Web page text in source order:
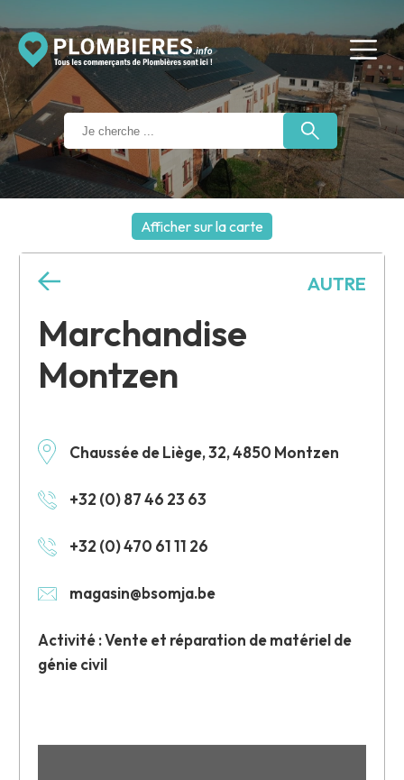
Afficher sur la carte
Marchandise
Montzen
Chaussée de Liège, 32, 4850 Montzen
+32 (0) 87 46 23 63
+32 (0) 470 61 11 26
magasin@bsomja.be
Activité : Vente et réparation de matériel de
génie civil
AUTRE
+
−